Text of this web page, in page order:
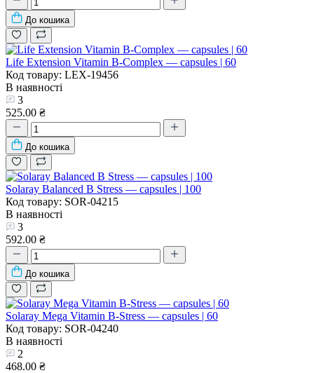
До кошика
Life Extension Vitamin B-Complex — capsules | 60
Код товару: LEX-19456
В наявності
3
525.00 ₴
До кошика
Solaray Balanced B Stress — capsules | 100
Код товару: SOR-04215
В наявності
3
592.00 ₴
До кошика
Solaray Mega Vitamin B-Stress — capsules | 60
Код товару: SOR-04240
В наявності
2
468.00 ₴